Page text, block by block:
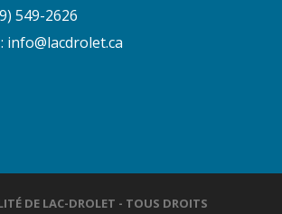
549-2626
info@lacdrolet.ca
DE LAC-DROLET - TOUS DROITS